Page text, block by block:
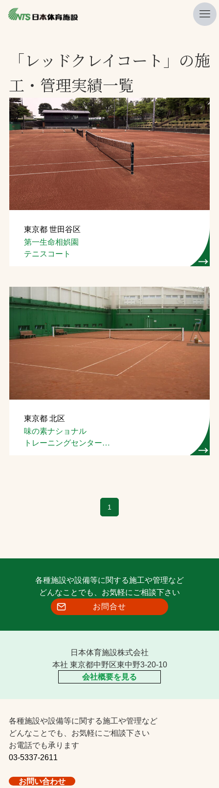
ニュース
プレスリリース
レポート
製品・サービス一覧
施工・管理実績一覧
会社概要
採用情報
検索
お問合せ
お取引先の皆様へ
ソーシャルメディアポリシー
Instagram
FacebookYouTube
文字の見えづらさや操作にお困りの方へ
「レッドクレイコート」の施
工・管理実績一覧
東京都 世田谷区
第一生命相娯園
テニスコート
東京都 北区
味の素ナショナル
トレーニングセンター
1
各種施設や設備等に関する施工や管理など
どんなことでも、お気軽にご相談下さい
お問合せ
日本体育施設株式会社
本社 東京都中野区東中野3-20-10
会社概要を見る
各種施設や設備等に関する施工や管理など
どんなことでも、お気軽にご相談下さい
お電話でも承ります
03-5337-2611
お問い合わせ